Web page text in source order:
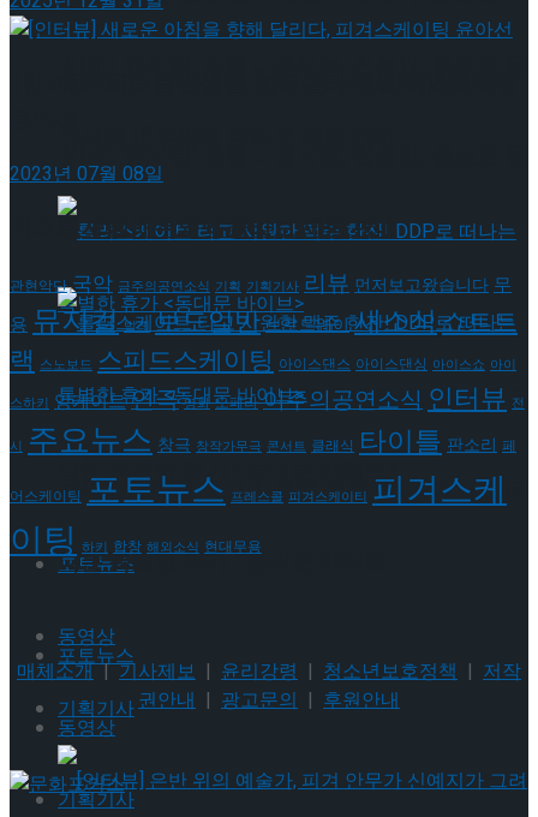
롤러스케이트 타고 시원한 맥주 한잔! DDP로 떠
나는 특별한 휴가 <동대문 바이브>
포토뉴스
동영상
기획기사
뮤지컬 배우와의 콜라보 제품 판매
롤러스케이트 타고 시원한 맥주 한잔! DDP로 떠
나는 특별한 휴가 <동대문 바이브>
포토뉴스
동영상
기획기사
2023년 07월 08일
태그로 보기
관현악단 국악 금주의공연소식 기획 기획기사 리뷰 먼저보고왔습니다 무
용 뮤지컬 발레 보도일반브로드웨이새소식쇼트트
랙 스노보드 스피드스케이팅 아이스댄스 아이스댄싱 아이스쇼 아이
스하키 앙케이트연극 영화 오페라 이주의공연소식 인터뷰 전
시 주요뉴스 창극 창작가무극 콘서트 클래식 타이틀 판소리 페
어스케이팅 포토뉴스 프레스콜 피겨스케이티 피겨스케
이팅 하키 합창 해외소식 현대무용
매체소개|기사제보 | 윤리강령 | 청소년보호정책 | 저작
권안내 | 광고문의 | 후원안내